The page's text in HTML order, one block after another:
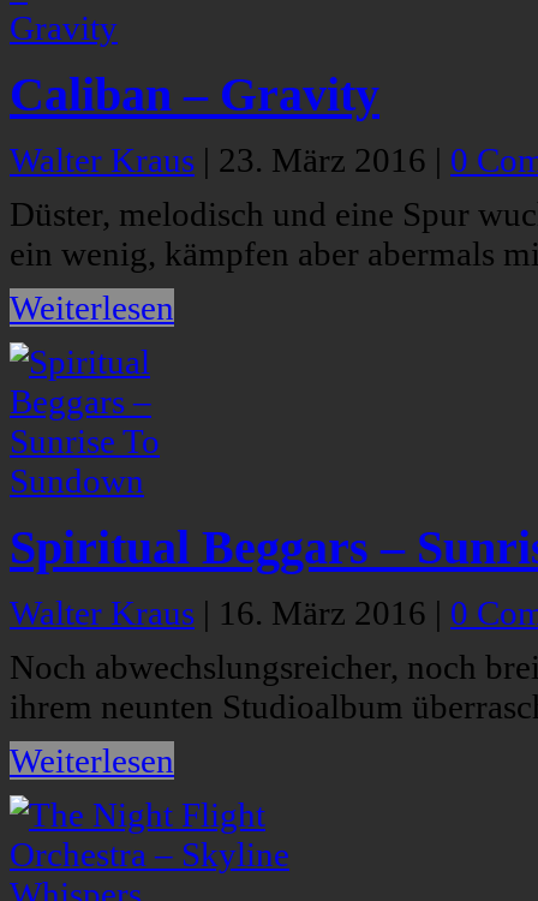
Caliban – Gravity
Walter Kraus | 23. März 2016 | 0
Düster, melodisch und eine Spur
ein wenig, kämpfen aber abermals
Weiterlesen
Spiritual Beggars –
Walter Kraus | 16. März 2016 | 0
Noch abwechslungsreicher, noch
ihrem neunten Studioalbum
Weiterlesen